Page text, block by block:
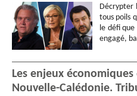
Décrypter
tous poils
le défi
engagé,
Les enjeux
Nouvelle-Calédonie.